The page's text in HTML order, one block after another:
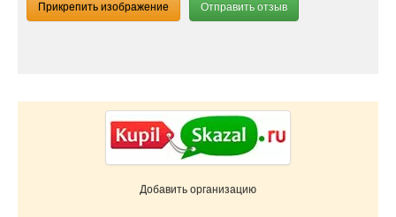
Прикрепить изображение Отправить отзыв
Добавить организацию